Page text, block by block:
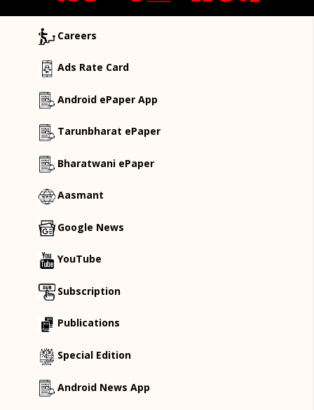
Careers
Ads Rate Card
Android ePaper App
Tarunbharat ePaper
Bharatwani ePaper
Aasmant
Google News
YouTube
Subscription
Publications
Special Edition
Android News App